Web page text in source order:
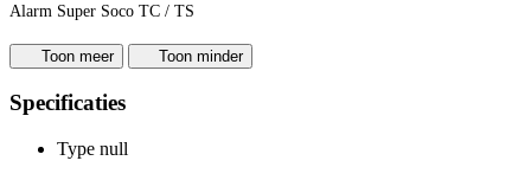
Alarm Super Soco TC / TS
Toon meer Toon minder
Specificaties
Type null